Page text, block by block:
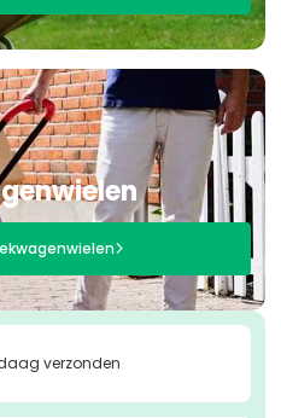

verzonden